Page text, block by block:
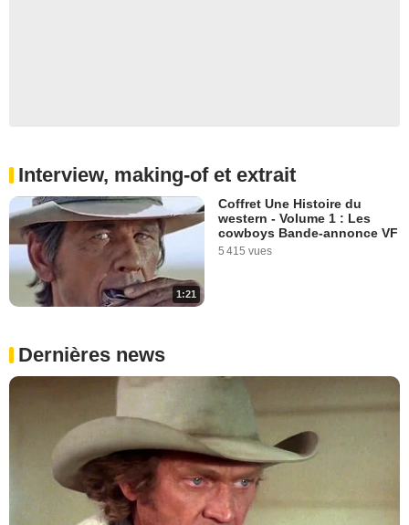
Interview, making-of et extrait
1:21
Coffret Une Histoire du
western - Volume 1 : Les
cowboys Bande-annonce VF
5 415 vues
Dernières news